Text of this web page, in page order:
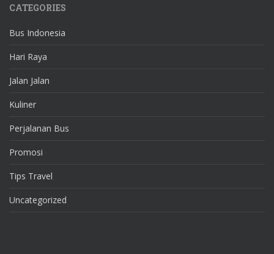
CATEGORIES
Bus Indonesia
Hari Raya
Jalan Jalan
Kuliner
Perjalanan Bus
Promosi
Tips Travel
Uncategorized